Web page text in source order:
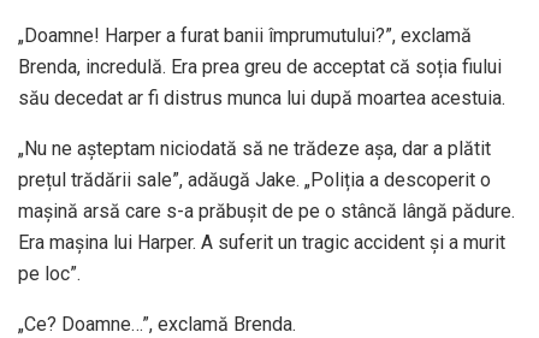
„Doamne! Harper a furat banii împrumutului?”, exclamă
Brenda, incredulă. Era prea greu de acceptat că soția fiului
său decedat ar fi distrus munca lui după moartea acestuia.
„Nu ne așteptam niciodată să ne trădeze așa, dar a plătit
prețul trădării sale”, adăugă Jake. „Poliția a descoperit o
mașină arsă care s-a prăbușit de pe o stâncă lângă pădure.
Era mașina lui Harper. A suferit un tragic accident și a murit
pe loc”.
„Ce? Doamne…”, exclamă Brenda.